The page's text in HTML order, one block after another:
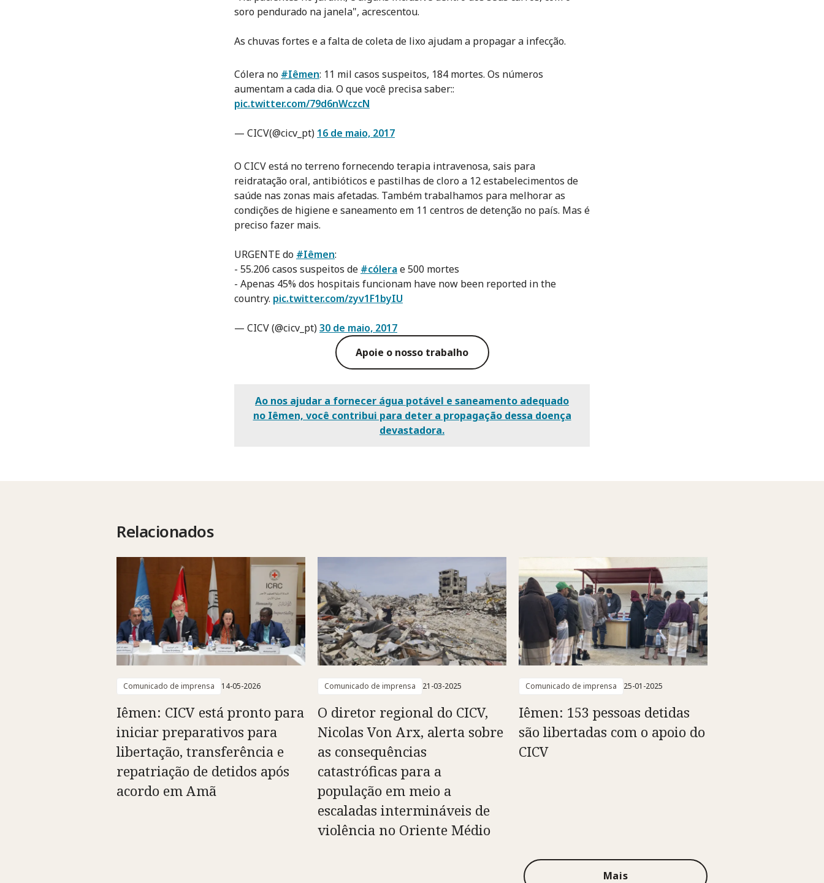
soro pendurado na janela", acrescentou.
As chuvas fortes e a falta de coleta de lixo ajudam a propagar a infecção.
Cólera no #Iêmen: 11 mil casos suspeitos, 184 mortes. Os números
aumentam a cada dia. O que você precisa saber::
pic.twitter.com/79d6nWczcN
— CICV(@cicv_pt) 16 de maio, 2017
O CICV está no terreno fornecendo terapia intravenosa, sais para
reidratação oral, antibióticos e pastilhas de cloro a 12 estabelecimentos de
saúde nas zonas mais afetadas. Também trabalhamos para melhorar as
condições de higiene e saneamento em 11 centros de detenção no país. Mas é
preciso fazer mais.
URGENTE do #Iêmen:
- 55.206 casos suspeitos de #cólera e 500 mortes
- Apenas 45% dos hospitais funcionam have now been reported in the
country. pic.twitter.com/zyv1F1byIU
— CICV (@cicv_pt)30 de maio, 2017
Apoie o nosso trabalho
Ao nos ajudar a fornecer água potável e saneamento adequado
no Iêmen, você contribui para deter a propagação dessa doença
devastadora.
Relacionados
Comunicado de imprensa 14-05-2026
Iêmen: CICV está pronto para
iniciar preparativos para
libertação, transferência e
repatriação de detidos após
acordo em Amã
Comunicado de imprensa 21-03-2025
O diretor regional do CICV,
Nicolas Von Arx, alerta sobre
as consequências
catastróficas para a
população em meio a
escaladas intermináveis de
violência no Oriente Médio
Comunicado de imprensa 25-01-2025
Iêmen: 153 pessoas detidas
são libertadas com o apoio do
CICV
Mais